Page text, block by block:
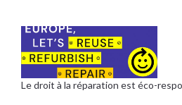
Le droit à la réparation est éco-